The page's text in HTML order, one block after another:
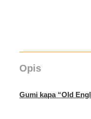
Opis
Gumi kapa “Old